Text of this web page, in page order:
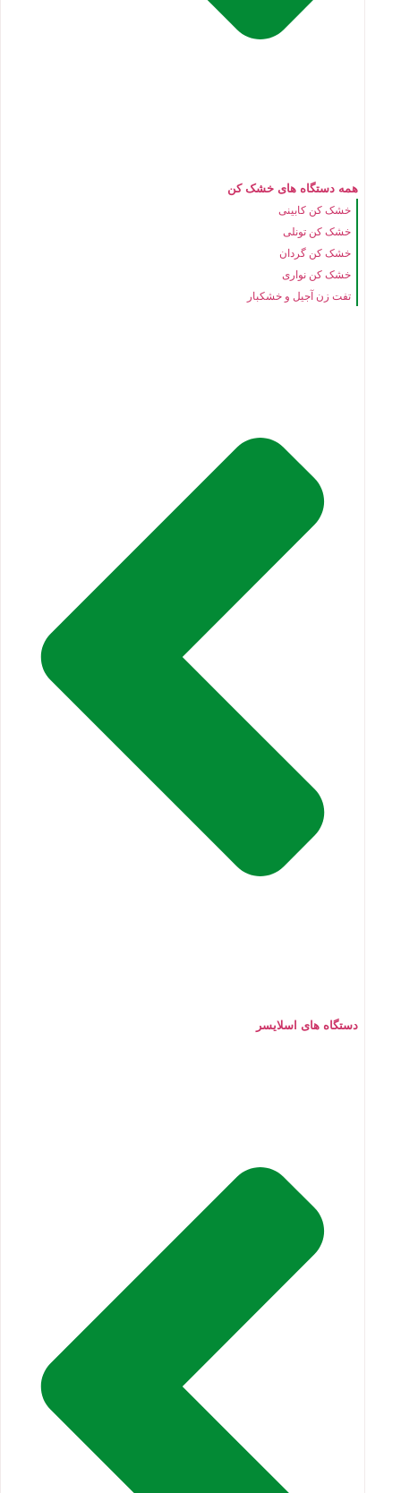
همه دستگاه های خشک کن
خشک کن کابینی
خشک کن تونلی
خشک کن گردان
خشک کن نواری
تفت زن آجیل و خشکبار
دستگاه های اسلایسر